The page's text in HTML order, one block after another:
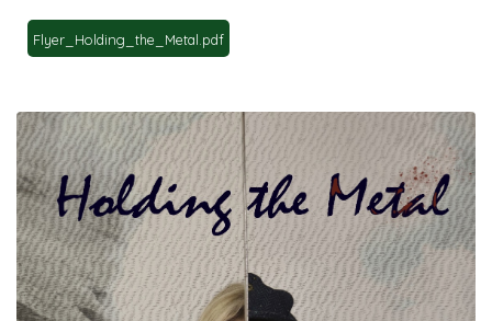
Flyer_Holding_the_Metal.pdf